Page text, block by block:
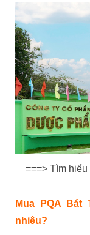
===> Tìm
Mua PQA
nhiêu?